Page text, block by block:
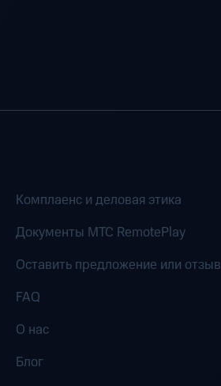
Комплаенс и деловая этика
Документы MTC RemotePlay
Оставить предложение или отзыв
FAQ
О нас
Блог